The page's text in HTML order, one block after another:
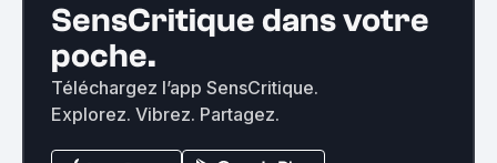
SensCritique dans votre
poche.
Téléchargez l’app SensCritique.
Explorez. Vibrez. Partagez.